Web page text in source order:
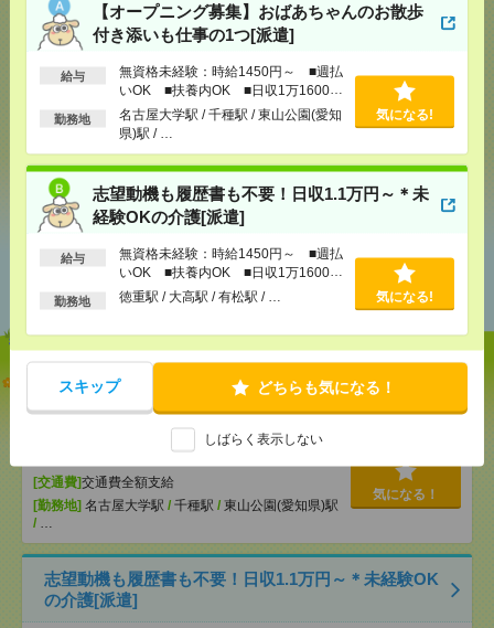
【オープニング募集】おばあちゃんのお散歩
付き添いも仕事の1つ[派遣]
給与
無資格未経験：時給1450円～ ■週払
いOK ■扶養内OK ■日収1万1600円
以上
勤務地
名古屋大学駅 / 千種駅 / 東山公園(愛知
県)駅 / …
気になる!
志望動機も履歴書も不要！日収1.1万円～＊未
経験OKの介護[派遣]
給与
無資格未経験：時給1450円～ ■週払
いOK ■扶養内OK ■日収1万1600円
以上
勤務地 徳重駅 / 大高駅 / 有松駅 / … 気になる!
スキップ どちらも気になる！
しばらく表示しない
気になる！
メール LINE
シェア ツイート ブックマーク
あなたの閲覧履歴からの
おすすめ
【オープニング募集】おばあちゃんのお散歩付き添
いも仕事の1つ[派遣]
無資格未経験：時給1450円～ ■週払い
[交通費]交通費全額支給
[勤務地] 名古屋大学駅 / 千種駅 / 東山公園(愛知県)駅
/ …
気になる！
志望動機も履歴書も不要！日収1.1万円～＊未経験OK
の介護[派遣]